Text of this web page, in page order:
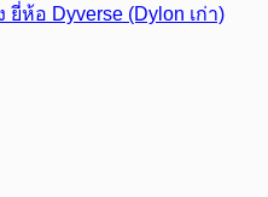
ห้อ Dyverse (Dylon เก่า)